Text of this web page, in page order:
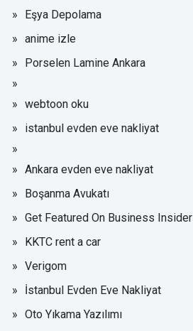
Eşya Depolama
anime izle
Porselen Lamine Ankara
webtoon oku
istanbul evden eve nakliyat
Ankara evden eve nakliyat
Boşanma Avukatı
Get Featured On Business Insider
KKTC rent a car
Verigom
İstanbul Evden Eve Nakliyat
Oto Yıkama Yazılımı